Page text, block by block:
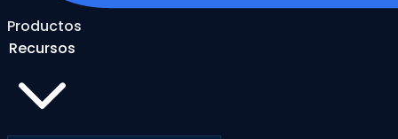
Productos
Recursos